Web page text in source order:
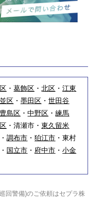
・葛飾区 ・北区 ・江東
区 ・墨田区 ・世田谷
豊島区 ・中野区 ・練馬
・清瀬市・東久留米
・調布市 ・狛江市 ・東村
・ 国立市 ・ 府中市 ・小金
回警備)のご依頼はセプラ株